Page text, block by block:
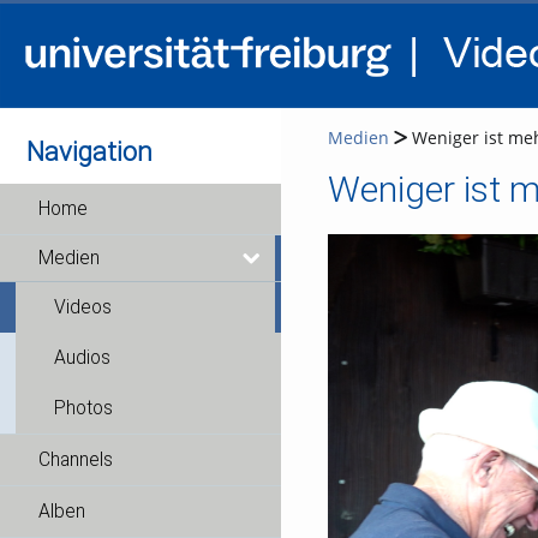
Navigation
Home
Medien
Videos
Audios
Photos
Channels
Alben
Medien Weniger ist
Weniger ist